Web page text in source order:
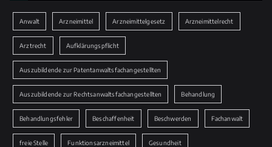
Anwalt Arzneimittel Arzneimittelgesetz Arzneimittelrecht
Arztrecht Aufklärungspflicht
Auszubildende zur Patentanwaltsfachangestellten
Auszubildende zur Rechtsanwaltsfachangestellten Behandlung
Behandlungsfehler Beschaffenheit Beschwerden Fachanwalt
freie Stelle Funktionsarzneimittel Gesundheit